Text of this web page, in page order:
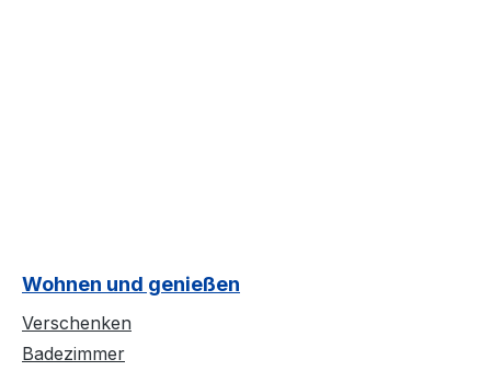
Wohnen und genießen
Verschenken
Badezimmer